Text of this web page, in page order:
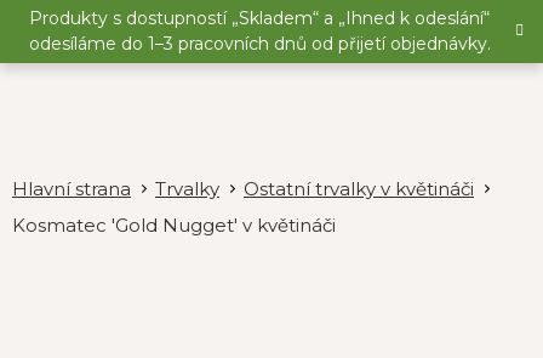
Přejít
obsah
Produkty s dostupností „Skladem“ a „Ihned k odeslání“
odesíláme do 1–3 pracovních dnů od přijetí objednávky.
Trvalky
Ostatní trvalky v květináči
Kosmatec 'Gold Nugget' v květináči